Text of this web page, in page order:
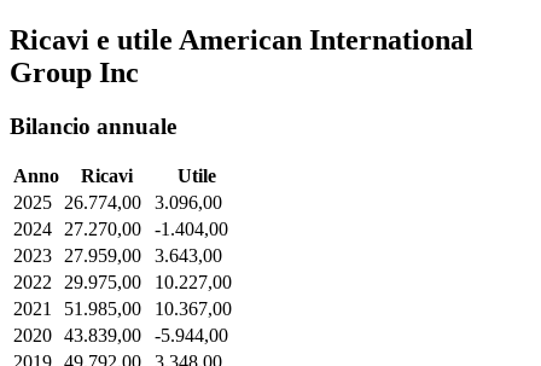
Ricavi e utile American International
Group Inc
Bilancio annuale
Anno Ricavi
Utile
2025
26.774,00
3.096,00
2024
27.270,00
-1.404,00
2023
27.959,00
3.643,00
2022
29.975,00
10.227,00
2021
51.985,00
10.367,00
2020 43.839,00
-5.944,00